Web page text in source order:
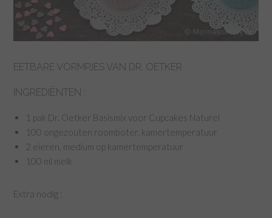
EETBARE VORMPJES VAN DR. OETKER
INGREDIËNTEN :
1 pak Dr. Oetker Basismix voor Cupcakes Naturel
100 ongezouten roomboter, kamertemperatuur
2 eieren, medium op kamertemperatuur
100 ml melk
Extra nodig :